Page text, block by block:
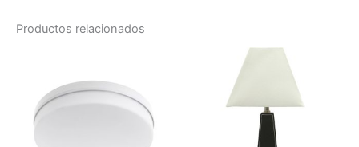
Productos relacionados